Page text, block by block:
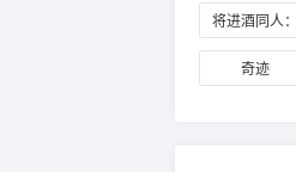
呼唤我
将进酒同人：
萧策安与兰舟
奇迹